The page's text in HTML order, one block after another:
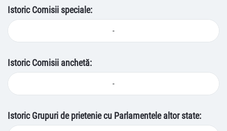
Istoric Comisii speciale:
-
Istoric Comisii anchetă:
-
Istoric Grupuri de prietenie cu Parlamentele altor state: